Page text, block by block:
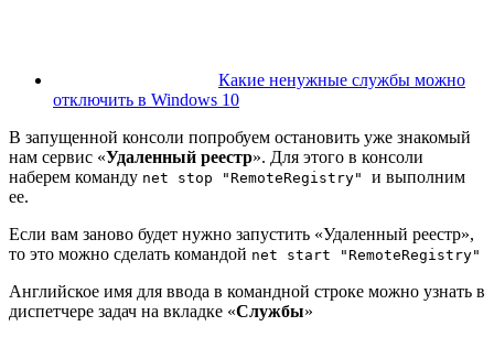
Какие ненужные службы можно
отключить в Windows 10
В запущенной консоли попробуем остановить уже знакомый
нам сервис «Удаленный реестр». Для этого в консоли
наберем команду net stop "RemoteRegistry" и выполним
ее.
Если вам заново будет нужно запустить «Удаленный реестр»,
то это можно сделать командой net start "RemoteRegistry"
Английское имя для ввода в командной строке можно узнать в
диспетчере задач на вкладке «Службы»